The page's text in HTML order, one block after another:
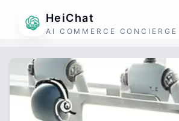
HeiChat
AI COMMERCE CONCIERGE